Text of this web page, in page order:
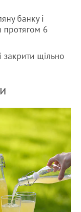
банку і
протягом 6
закрити щільно